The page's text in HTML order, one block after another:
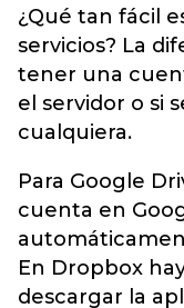
¿Qué tan fácil
servicios? La
tener una
el servidor o si
cualquiera.
Para Google
cuenta en
En Dropbox
descargar la